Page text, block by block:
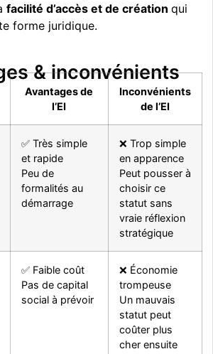
facilité d’accès et de création qui
forme juridique.
& inconvénients
Avantages de
l’EI
Inconvénients
de l’EI
✅ Très simple
et rapide
Peu de
formalités au
démarrage
❌ Trop simple
en apparence
Peut pousser à
choisir ce
statut sans
vraie réflexion
stratégique
✅ Faible coût
Pas de capital
social à prévoir
❌ Économie
trompeuse
Un mauvais
statut peut
coûter plus
cher ensuite